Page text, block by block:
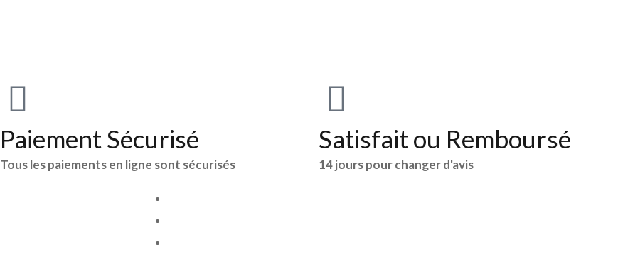
Paiement Sécurisé
Tous les paiements en ligne sont sécurisés
Satisfait ou Remboursé
14 jours pour changer d'avis